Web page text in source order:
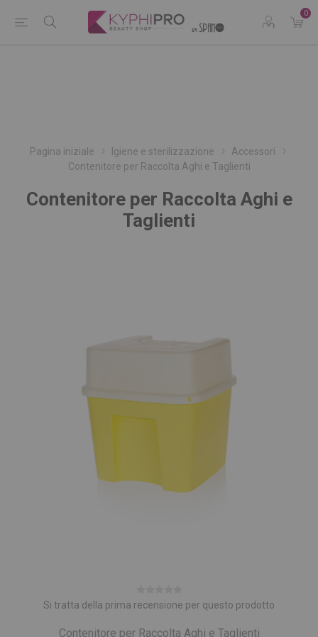
0
Pagina iniziale Igiene e sterilizzazione
Accessori
Contenitore per Raccolta Aghi e Taglienti
Contenitore per Raccolta Aghi e
Taglienti
Si tratta della prima recensione per questo prodotto
Contenitore per Raccolta Aghi e Taglienti